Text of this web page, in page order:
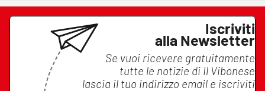
Iscriviti
alla Newsletter
Se vuoi ricevere gratuitamente
tutte le notizie di Il Vibonese
lascia il tuo indirizzo email e iscriviti